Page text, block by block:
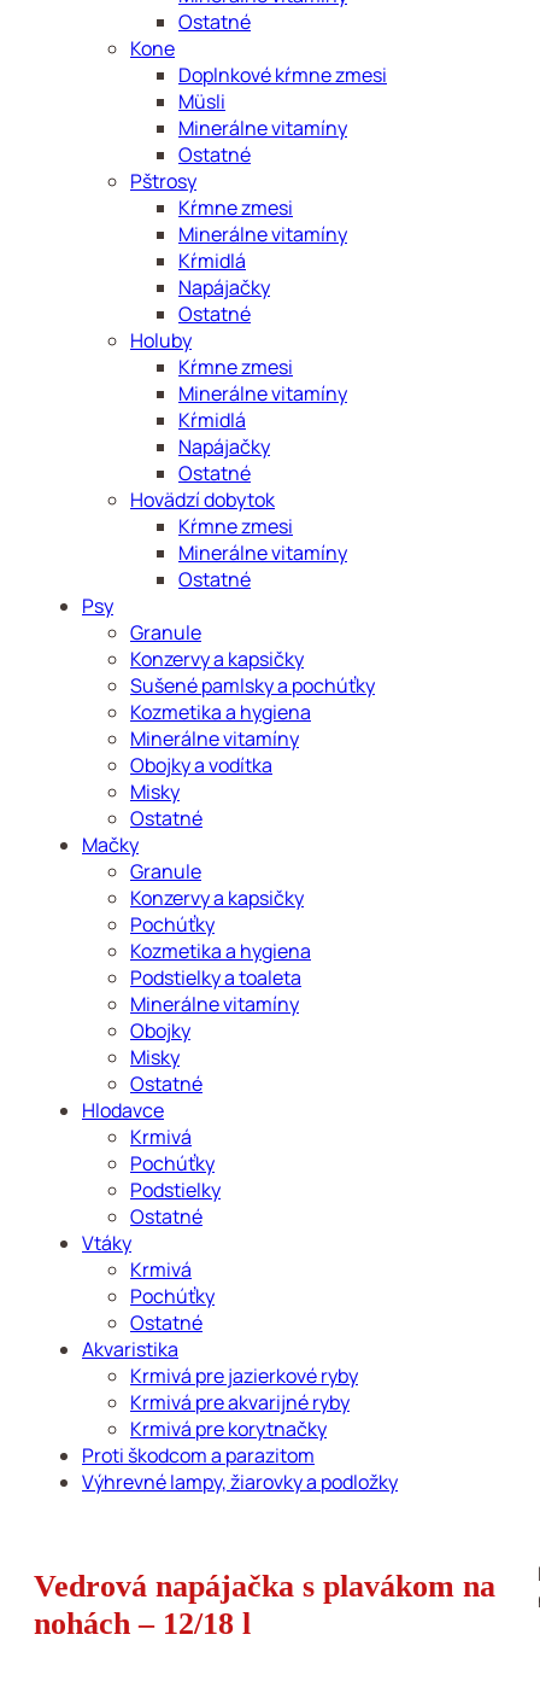
Ostatné
Kone
Doplnkové kŕmne zmesi
Müsli
Minerálne vitamíny
Ostatné
Pštrosy
Kŕmne zmesi
Minerálne vitamíny
Kŕmidlá
Napájačky
Ostatné
Holuby
Kŕmne zmesi
Minerálne vitamíny
Kŕmidlá
Napájačky
Ostatné
Hovädzí dobytok
Kŕmne zmesi
Minerálne vitamíny
Ostatné
Psy
Granule
Konzervy a kapsičky
Sušené pamlsky a pochúťky
Kozmetika a hygiena
Minerálne vitamíny
Obojky a vodítka
Misky
Ostatné
Mačky
Granule
Konzervy a kapsičky
Pochúťky
Kozmetika a hygiena
Podstielky a toaleta
Minerálne vitamíny
Obojky
Misky
Ostatné
Hlodavce
Krmivá
Pochúťky
Podstielky
Ostatné
Vtáky
Krmivá
Pochúťky
Ostatné
Akvaristika
Krmivá pre jazierkové ryby
Krmivá pre akvarijné ryby
Krmivá pre korytnačky
Proti škodcom a parazitom
Výhrevné lampy, žiarovky a podložky
Vedrová napájačka s plavákom na
nohách – 12/18 l